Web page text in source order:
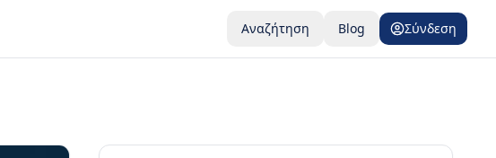
Αναζήτηση Blog Σύνδεση